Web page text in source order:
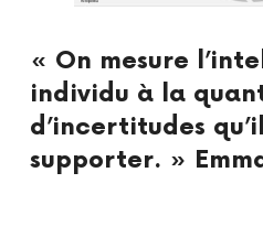
« On mesure
individu à la
d’incertitudes
supporter. »